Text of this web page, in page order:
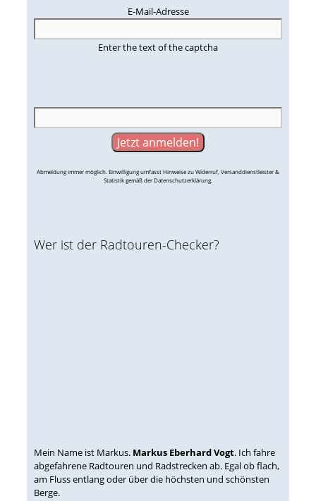
E-Mail-Adresse
Enter the text of the captcha
Abmeldung immer möglich. Einwilligung umfasst Hinweise zu Widerruf, Versanddienstleister &
Statistik gemäß der Datenschutzerklärung.
Wer ist der Radtouren-Checker?
Mein Name ist Markus. Markus Eberhard Vogt. Ich fahre
abgefahrene Radtouren und Radstrecken ab. Egal ob flach,
am Fluss entlang oder über die höchsten und schönsten
Berge.